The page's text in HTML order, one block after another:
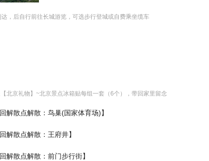
达，后自行前往长城游览，可选步行登城或自费乘坐缆车
北京礼物】~北京景点冰箱贴每组一套（6个），带回家里留念
解散点解散：鸟巢(国家体育场)】
解散点解散：王府井】
解散点解散：前门步行街】